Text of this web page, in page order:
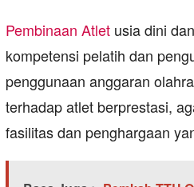
Pembinaan Atlet usia dini
kompetensi pelatih dan
penggunaan anggaran
terhadap atlet berprestasi,
fasilitas dan penghargaan